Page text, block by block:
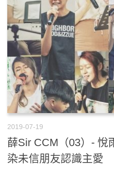
2019-07-19
薛Sir CCM（03）- 悅
染未信朋友認識主愛